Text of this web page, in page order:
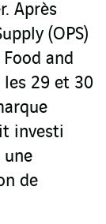
Après
(OPS)
and
les 29 et 30
investi
une
de